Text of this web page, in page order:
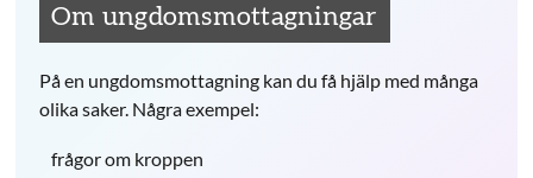
Om ungdomsmottagningar
På en ungdomsmottagning kan du få hjälp med många
olika saker. Några exempel:
frågor om kroppen